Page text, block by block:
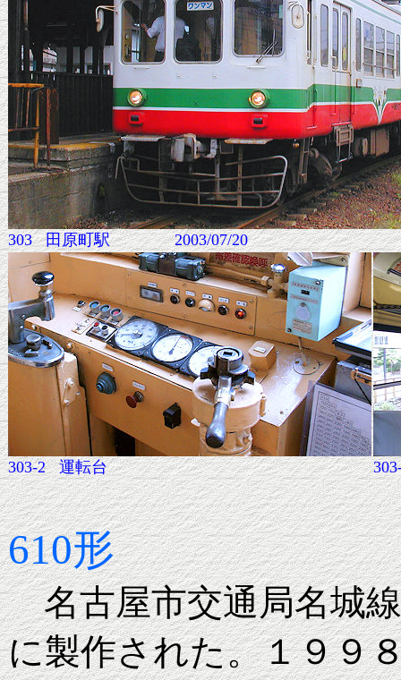
303 田原町駅 2003/07/20
303-2 運転台
610形
名古屋市交通局名城線
に製作された。１９９